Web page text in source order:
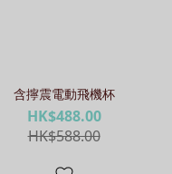
含擰震電動飛機杯
HK$488.00
HK$588.00